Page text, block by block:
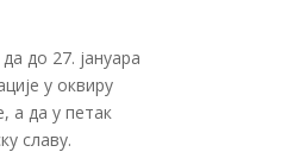
до 27. јануара
у оквиру
а да у петак
славу.